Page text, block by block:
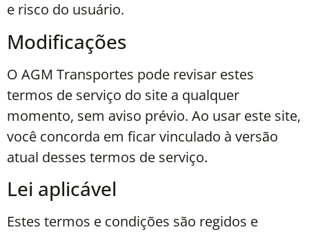
e risco do usuário.
Modificações
O AGM Transportes pode revisar estes
termos de serviço do site a qualquer
momento, sem aviso prévio. Ao usar este site,
você concorda em ficar vinculado à versão
atual desses termos de serviço.
Lei aplicável
Estes termos e condições são regidos e